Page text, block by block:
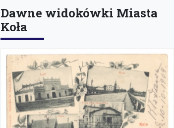
Dawne widokówki Miasta
Koła